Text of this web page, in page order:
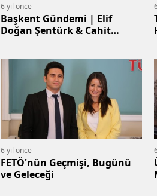
6 yıl önce
Başkent Gündemi | Elif
Doğan Şentürk & Cahit
6 yıl önce
FETÖ'nün Geçmişi, Bugünü
ve Geleceği